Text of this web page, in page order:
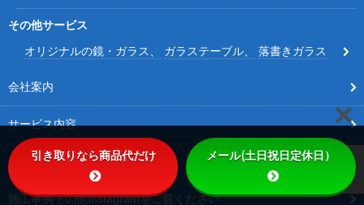
その他サービス
オリジナルの鏡・ガラス
ガラステーブル 落書きガラス
会社案内
サービス内容
施工事例
施工事例その他Instagramをご覧ください
引き取りなら商品代だけ メール(土日祝日定休日）